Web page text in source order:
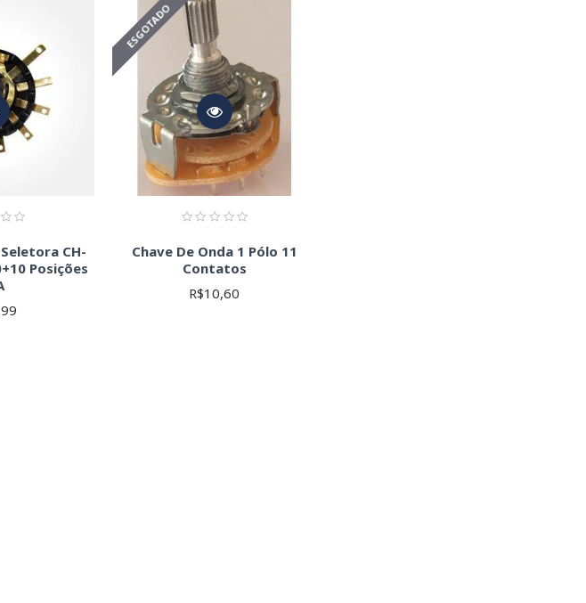
superiores às do seu circuito para evitar danos e garantir a segurança. Consulte a
detalhadas sobre as características de cada chave.
antes de comprar e utilizar qualquer componente eletrônico. Datasheets fornecem
CH-
Posições
ESGOTADO
Chave De Onda 1 Pólo 11
Contatos
R$10,60